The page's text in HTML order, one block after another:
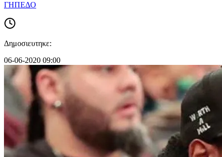
ΓΗΠΕΔΟ
Δημοσιευτηκε:
06-06-2020 09:00